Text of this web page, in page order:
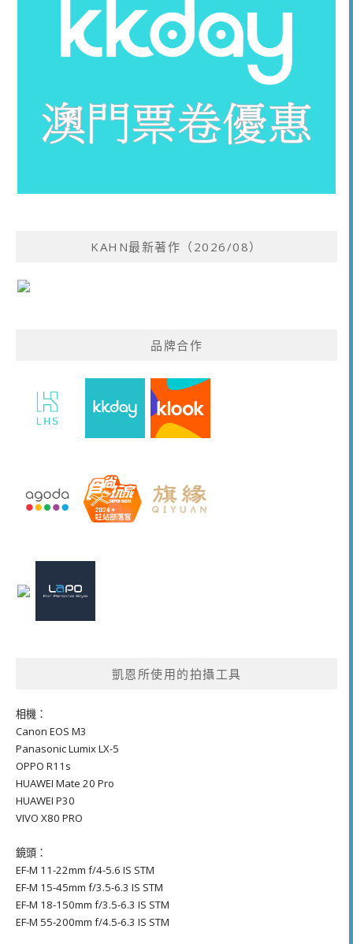
KAHN最新著作（2026/08）
品牌合作
凱恩所使用的拍攝工具
相機：
Canon EOS M3
Panasonic Lumix LX-5
OPPO R11s
HUAWEI Mate 20 Pro
HUAWEI P30
VIVO X80 PRO
鏡頭：
EF-M 11-22mm f/4-5.6 IS STM
EF-M 15-45mm f/3.5-6.3 IS STM
EF-M 18-150mm f/3.5-6.3 IS STM
EF-M 55-200mm f/4.5-6.3 IS STM